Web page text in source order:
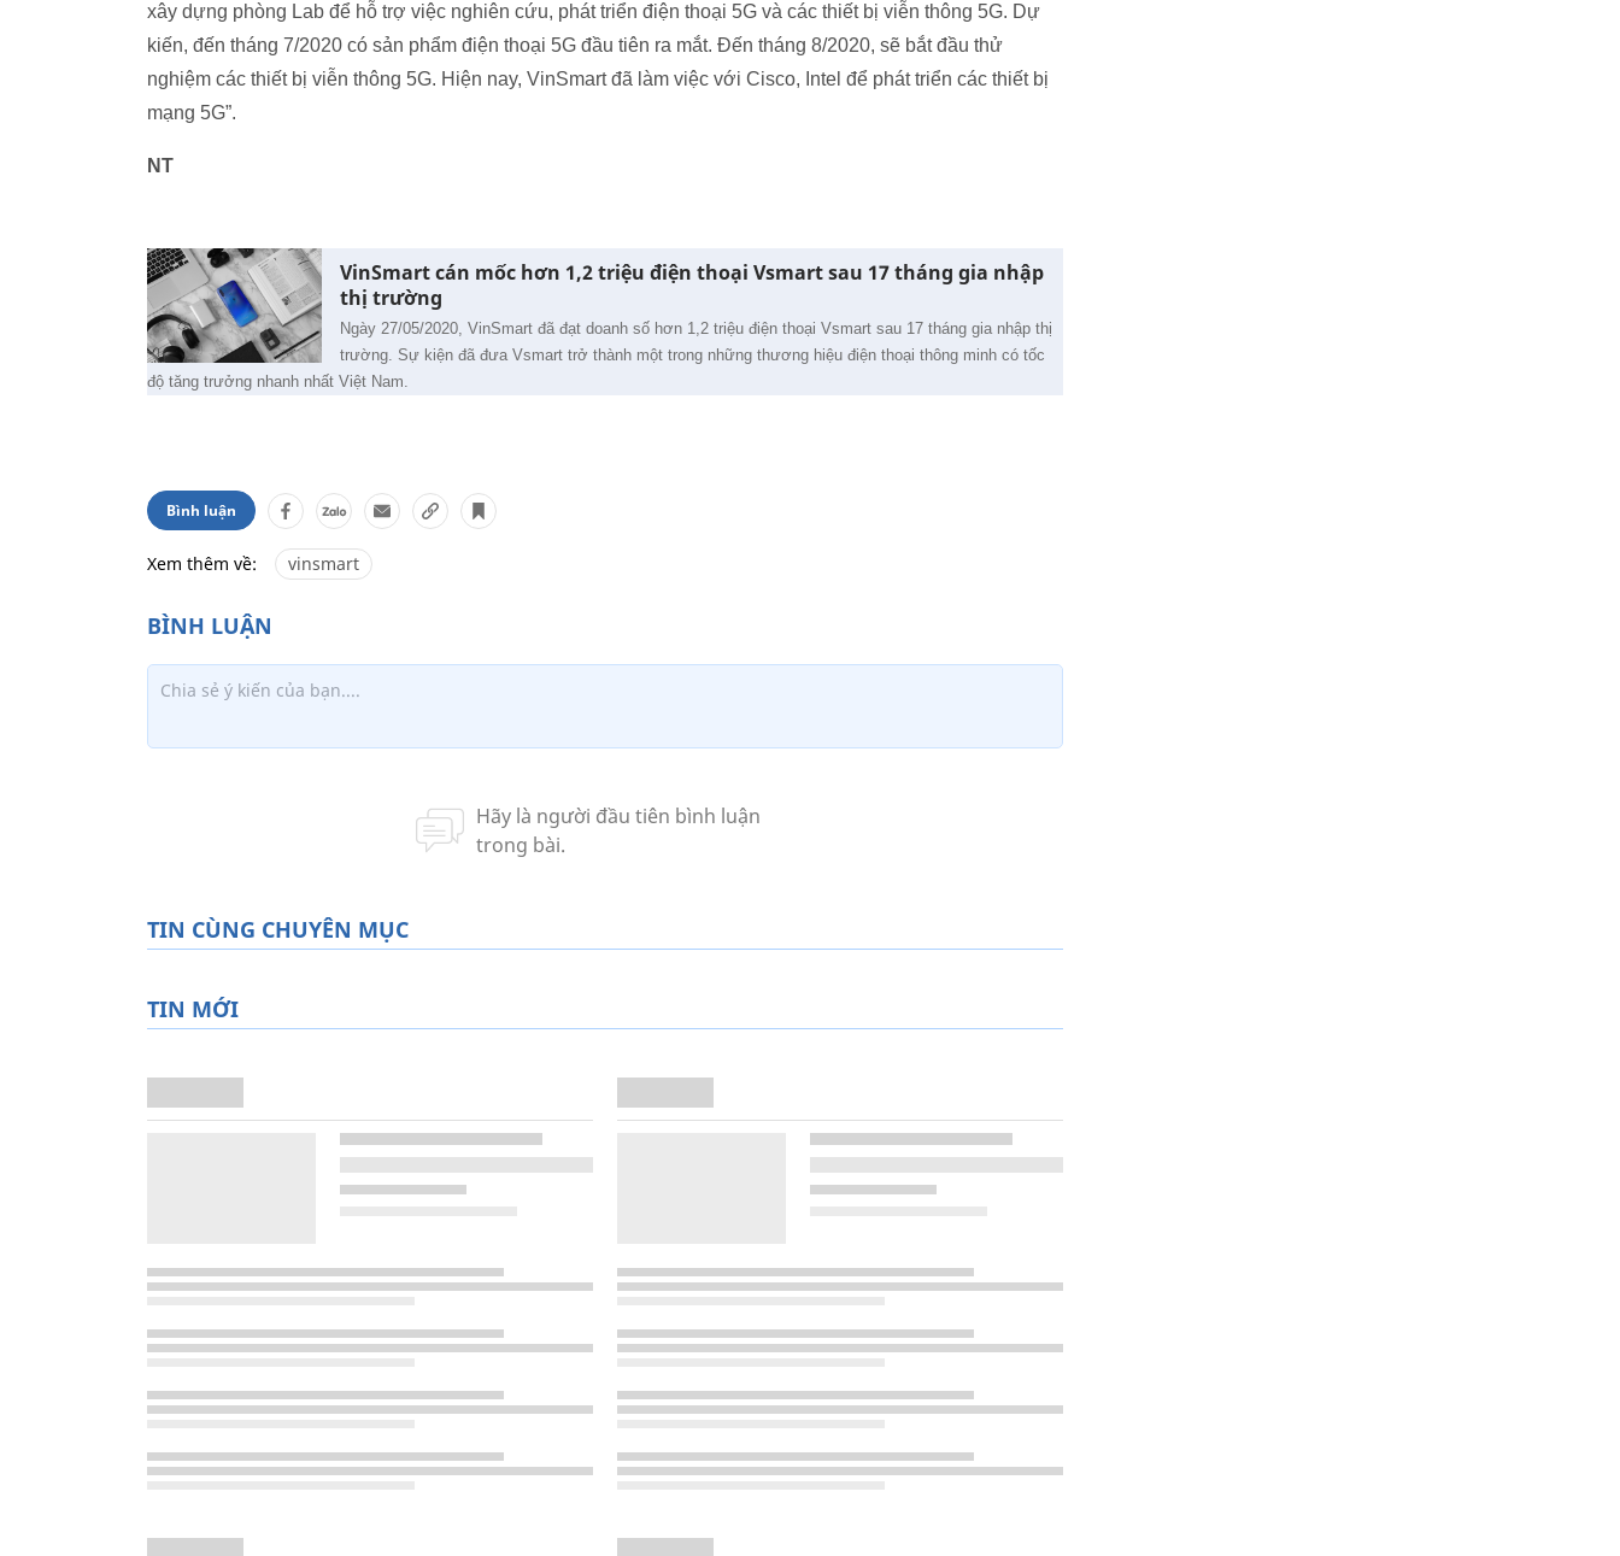
xây dựng phòng Lab để hỗ trợ việc nghiên cứu, phát triển điện thoại 5G và các thiết bị viễn thông 5G. Dự
kiến, đến tháng 7/2020 có sản phẩm điện thoại 5G đầu tiên ra mắt. Đến tháng 8/2020, sẽ bắt đầu thử
nghiệm các thiết bị viễn thông 5G. Hiện nay, VinSmart đã làm việc với Cisco, Intel để phát triển các thiết bị
mạng 5G”.
NT
VinSmart cán mốc hơn 1,2 triệu điện thoại Vsmart sau 17 tháng gia nhập
thị trường
Ngày 27/05/2020, VinSmart đã đạt doanh số hơn 1,2 triệu điện thoại Vsmart sau 17 tháng gia nhập thị
trường. Sự kiện đã đưa Vsmart trở thành một trong những thương hiệu điện thoại thông minh có tốc
độ tăng trưởng nhanh nhất Việt Nam.
Bình luận
Xem thêm về: vinsmart
TIN CÙNG CHUYÊN MỤC
TIN MỚI